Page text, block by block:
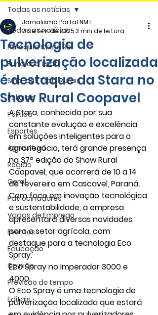
Todas as notícias
Paróquia Cristo Rei
Funerária Gräff
Sind. dos Trab. Rurais
Policiais
Politica
Esportes
Agricultura
Região
Geral
Patrocinadores
Vagas de Emprego
Eventos
Educação
Opinião
Previsão do tempo
Editais
Todas as notícias
Tecnologia de
pulverização localizada
é destaque da Stara no
Show Rural Coopavel
Jornalismo Portal NMT
7 de fev. de 20253 min de leitura
A Stara, conhecida por sua
constante evolução e excelência
em soluções inteligentes para o
agronegócio, terá grande presença
na 37ª edição do Show Rural
Coopavel, que ocorrerá de 10 a 14
de fevereiro em Cascavel, Paraná.
Com foco em inovação tecnológica
e sustentabilidade, a empresa
apresentará diversas novidades
para o setor agrícola, com
destaque para a tecnologia Eco
Spray.
Eco Spray no Imperador 3000 e
4000
O Eco Spray é uma tecnologia de
pulverização localizada que estará